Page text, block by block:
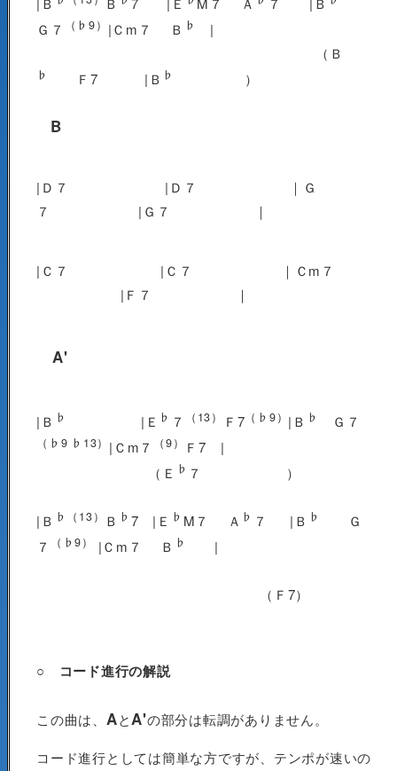
Ｇ７ （♭9） |Ｃm７ Ｂ ♭
|
（Ｂ
♭ Ｆ7 |Ｂ ♭ ）
B
|Ｄ７ |Ｄ７ ｜Ｇ
７ |Ｇ７ ｜
|Ｃ７ |Ｃ７ ｜Ｃm７
|Ｆ７ ｜
A'
|Ｂ ♭ |Ｅ ♭ ７ （13） Ｆ7 （♭9） |Ｂ ♭ Ｇ７
（♭9 ♭13） |Ｃm７ （9）
Ｆ7 |
（Ｅ ♭ ７ ）
|Ｂ ♭（13） Ｂ ♭ 7 |Ｅ ♭ M７ Ａ ♭ ７ |Ｂ ♭
Ｇ
７
（♭9） |Ｃm７ Ｂ ♭ |
（Ｆ7）
○ コード進行の解説
この曲は、 AとA'の部分は転調がありません。
コード進行としては簡単な方ですが、テンポが速いの